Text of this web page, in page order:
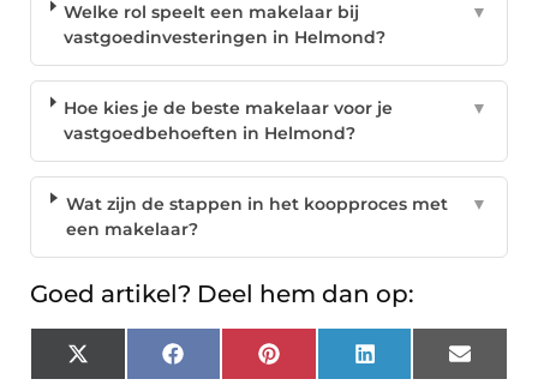
Welke rol speelt een makelaar bij
vastgoedinvesteringen in Helmond?
▼
Hoe kies je de beste makelaar voor je
vastgoedbehoeften in Helmond?
▼
Wat zijn de stappen in het koopproces met
een makelaar?
▼
Goed artikel? Deel hem dan op:
X
(Twitter)
Facebook Pinterest LinkedIn Email